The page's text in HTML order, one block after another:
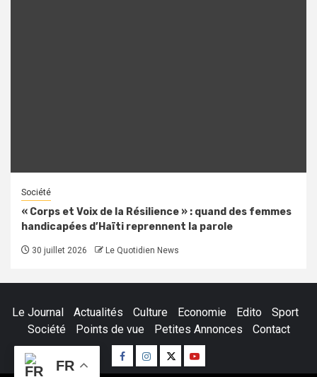
Société
« Corps et Voix de la Résilience » : quand des femmes
handicapées d’Haïti reprennent la parole
30 juillet 2026 Le Quotidien News
Le Journal Actualités Culture Economie Edito
Sport
Société
Points de vue Petites Annonces Contact
Facebook
Instagram
TwitterYoutube
FR